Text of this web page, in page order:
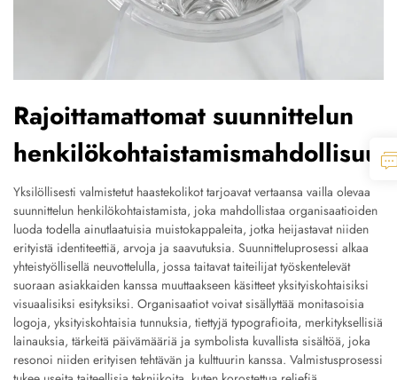
Rajoittamattomat suunnittelun
Yksilöllisesti valmistetut haastekolikot tarjoavat vertaansa vailla olevaa
suunnittelun henkilökohtaistamista, joka mahdollistaa organisaatioiden
luoda todella ainutlaatuisia muistokappaleita, jotka heijastavat niiden
erityistä identiteettiä, arvoja ja saavutuksia. Suunnitteluprosessi alkaa
yhteistyöllisellä neuvottelulla, jossa taitavat taiteilijat työskentelevät
suoraan asiakkaiden kanssa muuttaakseen käsitteet yksityiskohtaisiksi
visuaalisiksi esityksiksi. Organisaatiot voivat sisällyttää monitasoisia
logoja, yksityiskohtaisia tunnuksia, tiettyjä typografioita, merkityksellisiä
lainauksia, tärkeitä päivämääriä ja symbolista kuvallista sisältöä, joka
resonoi niiden erityisen tehtävän ja kulttuurin kanssa. Valmistusprosessi